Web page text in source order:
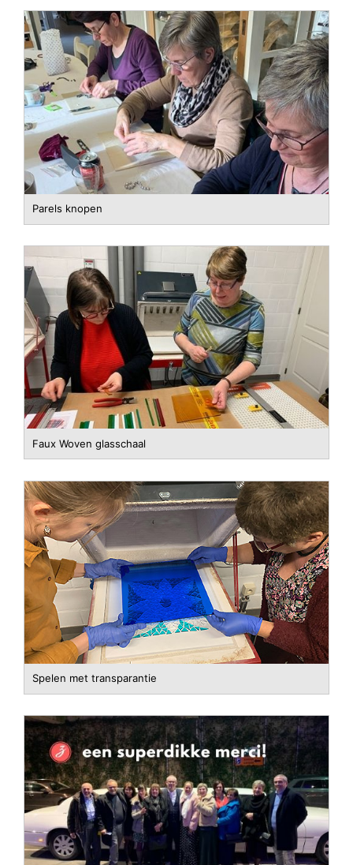
Parels knopen
Faux Woven glasschaal
Spelen met transparantie